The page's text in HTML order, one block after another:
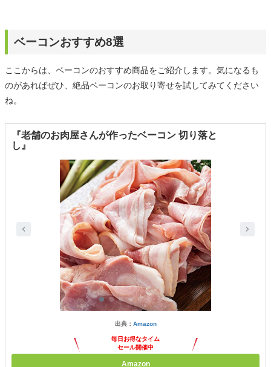
ベーコンおすすめ8選
ここからは、ベーコンのおすすめ商品をご紹介します。気になるも
のがあればぜひ、絶品ベーコンのお取り寄せを試してみてください
ね。
『老舗のお肉屋さんが作ったベーコン 切り落と
し』
出典： Amazon
毎日お得なタイム
セール開催中
Amazon